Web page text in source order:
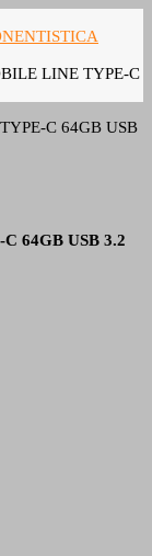
LINE TYPE-C
64GB USB 3.2